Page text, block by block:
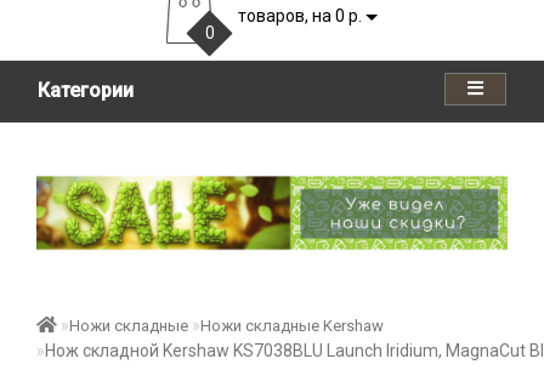
0
товаров, на 0 р.
Категории
Ножи складные Ножи складные Kershaw
Нож складной Kershaw KS7038BLU Launch Iridium, MagnaCut